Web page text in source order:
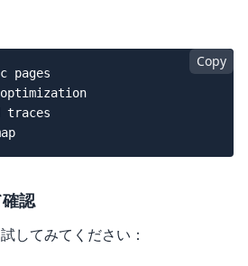
Copy
pages
traces
✅ Generated sitemap
認
してみてください：